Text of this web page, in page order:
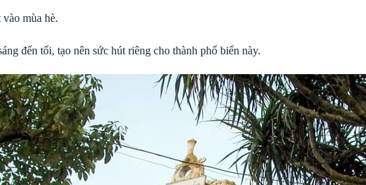
mùa hè.
đến tối, tạo nên sức hút riêng cho thành phố biển này.